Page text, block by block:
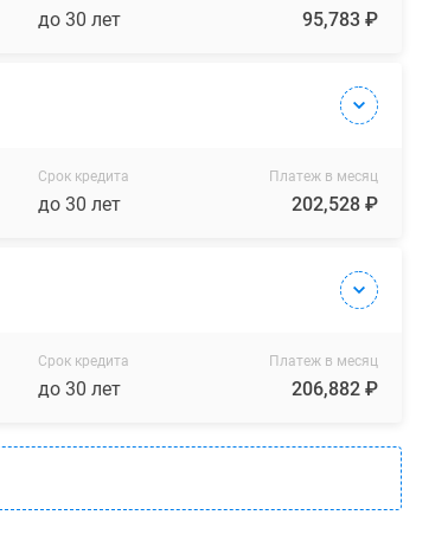
до 30 лет 95,783 ₽
Срок кредита
до 30 лет
Платеж в месяц
202,528 ₽
Срок кредита
до 30 лет
Платеж в месяц
206,882 ₽